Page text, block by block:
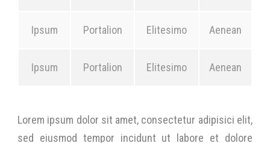
Ipsum Portalion Elitesimo Aenean
Ipsum Portalion Elitesimo Aenean
Lorem ipsum dolor sit amet, consectetur adipisici elit,
sed eiusmod tempor incidunt ut labore et dolore